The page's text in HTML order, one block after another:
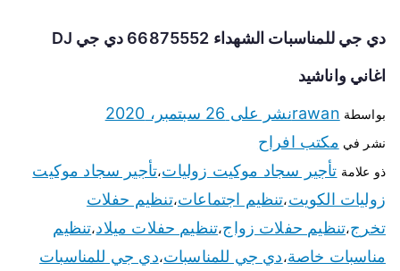
دي جي للمناسبات الشهداء 66875552 دي جي DJ
اغاني واناشيد
بواسطة rawanنشر على 26 سبتمبر، 2020
نشر في مكتب افراح
ذو علامة تأجير سجاد موكيت زوليات،تأجير سجاد موكيت
زوليات الكويت،تنظيم اجتماعات،تنظيم حفلات
تخرج،تنظيم حفلات زواج،تنظيم حفلات ميلاد،تنظيم
مناسبات خاصة،دي جي للمناسبات،دي جي للمناسبات